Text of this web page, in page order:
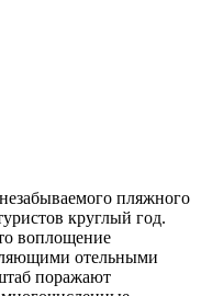
пляжного
круглый год.
воплощение
отельными
поражают